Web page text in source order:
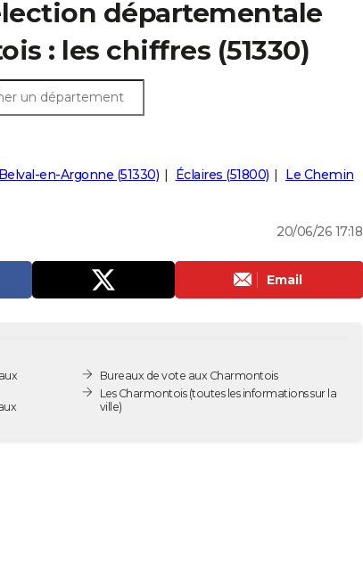
départementale
: les chiffres (51330)
Belval-en-Argonne (51330) Éclaires (51800)
Le Chemin
20/06/26 17:18
Email
Bureaux de vote aux Charmontois
Les Charmontois(toutes les informations sur la
ville)